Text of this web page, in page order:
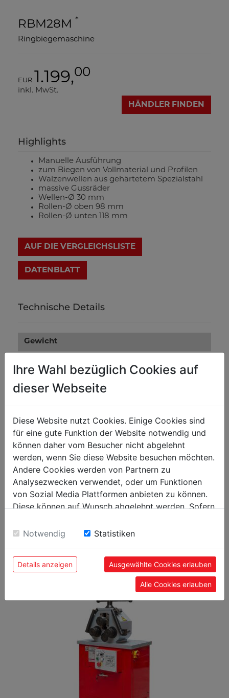
RBM28M *
Ringbiegemaschine
EUR 1.199,00
inkl. MwSt.
HÄNDLER FINDEN
Highlights
Manuelle Ausführung
zum Biegen von Vollmaterial und Profilen
Walzenwellen aus gehärtetem Spezialstahl
massive Gussräder
Wellen-Ø 30 mm
Rollen-Ø oben 98 mm
Rollen-Ø unten 118 mm
AUF DIE VERGLEICHSLISTE
DATENBLATT
Technische Details
Gewicht
Bruttogewicht in kg
Verpackungshöhe in mm 680
Verpackungsbreite in mm
Verpackungslänge in mm 500
Allgemeine Daten
BELIEBTE PRODUKTE
Ihre Wahl bezüglich Cookies auf
dieser Webseite
Diese Website nutzt Cookies. Einige Cookies sind
für eine gute Funktion der Website notwendig und
können daher vom Besucher nicht abgelehnt
werden, wenn Sie diese Website besuchen möchten.
Andere Cookies werden von Partnern zu
Analysezwecken verwendet, oder um Funktionen
von Sozial Media Plattformen anbieten zu können.
Diese können auf Wunsch abgelehnt werden. Sofern
Einwilligung zu unseren Cookies.
Notwendig Statistiken
Details anzeigen Ausgewählte Cookies erlauben
Alle Cookies erlauben